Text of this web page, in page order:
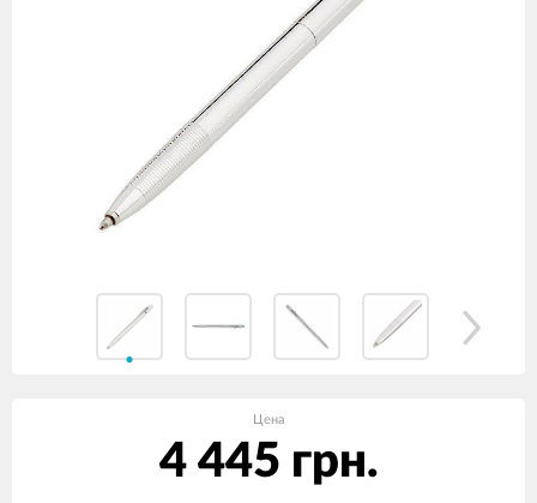
Цена
4 445 грн.